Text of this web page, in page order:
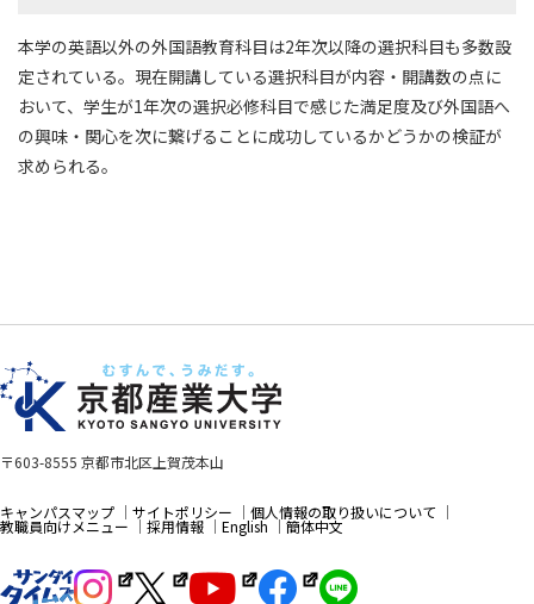
本学の英語以外の外国語教育科目は2年次以降の選択科目も多数設
定されている。現在開講している選択科目が内容・開講数の点に
おいて、学生が1年次の選択必修科目で感じた満足度及び外国語へ
の興味・関心を次に繋げることに成功しているかどうかの検証が
求められる。
〒603-8555 京都市北区上賀茂本山
キャンパスマップ サイトポリシー 個人情報の取り扱いについて
教職員向けメニュー 採用情報 English 簡体中文